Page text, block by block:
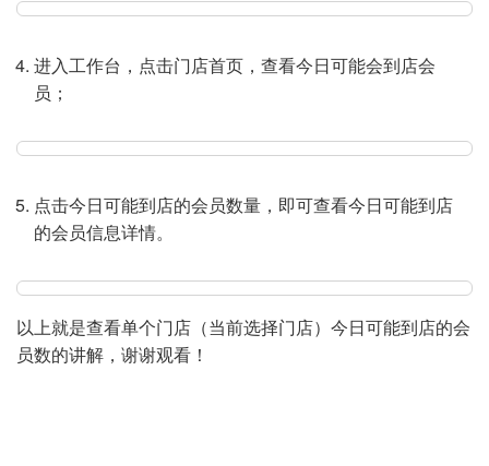
进入工作台，点击门店首页，查看今日可能会到店会
员；
点击今日可能到店的会员数量，即可查看今日可能到店
的会员信息详情。
以上就是查看单个门店（当前选择门店）今日可能到店的会
员数的讲解，谢谢观看！